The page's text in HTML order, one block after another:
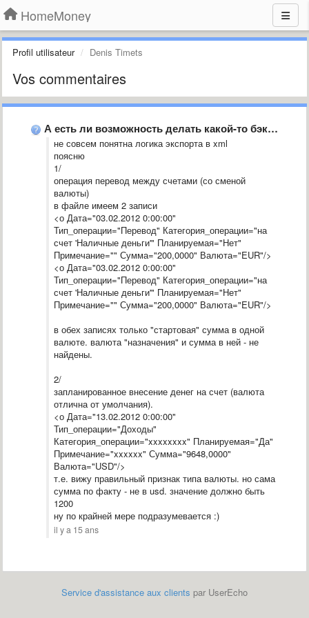
HomeMoney
Profil utilisateur Denis Timets
Vos commentaires
А есть ли возможность делать какой-то бэкап данных на свой …
не совсем понятна логика экспорта в xml
поясню
1/
операция перевод между счетами (со сменой
валюты)
в файле имеем 2 записи
<о Дата="03.02.2012 0:00:00"
Тип_операции="Перевод" Категория_операции="на
счет 'Наличные деньги'" Планируемая="Нет"
Примечание="" Сумма="200,0000" Валюта="EUR"/>
<о Дата="03.02.2012 0:00:00"
Тип_операции="Перевод" Категория_операции="на
счет 'Наличные деньги'" Планируемая="Нет"
Примечание="" Сумма="200,0000" Валюта="EUR"/>
в обех записях только "стартовая" сумма в одной
валюте. валюта "назначения" и сумма в ней - не
найдены.
2/
запланированное внесение денег на счет (валюта
отлична от умолчания).
<о Дата="13.02.2012 0:00:00"
Тип_операции="Доходы"
Категория_операции="xxxxxxxx" Планируемая="Да"
Примечание="xxxxxx" Сумма="9648,0000"
Валюта="USD"/>
т.е. вижу правильный признак типа валюты. но сама
сумма по факту - не в usd. значение должно быть
1200
ну по крайней мере подразумевается :)
il y a 15 ans
Service d'assistance aux clients par UserEcho